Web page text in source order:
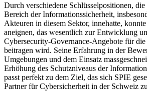
Durch verschiedene Schlüsselpositionen,
Bereich der Informationssicherheit,
Akteuren in diesem Sektor, innehatte,
aneignen, das wesentlich zur Entwicklung
Cybersecurity-Governance-Angebote für
beitragen wird. Seine Erfahrung in der
Umgebungen und dem Einsatz
Erhöhung des Schutzniveaus der
passt perfekt zu dem Ziel, das sich SPIE
Partner für Cybersicherheit in der Schweiz